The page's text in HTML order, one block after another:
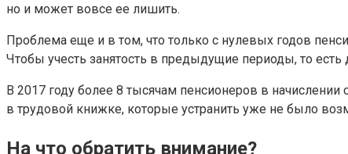
но и может вовсе ее лишить.
Проблема еще и в том, что только с нулевых годов
Чтобы учесть занятость в предыдущие периоды, то
В 2017 году более 8 тысячам пенсионеров в
в трудовой книжке, которые устранить уже не было
На что обратить внимание?